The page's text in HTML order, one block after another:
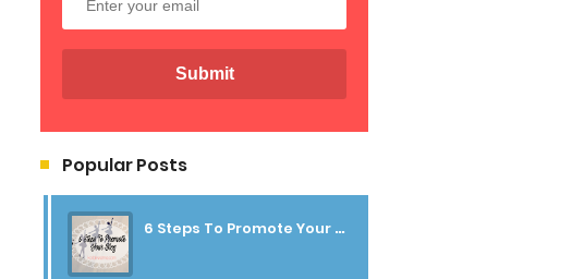
Popular Posts
6 Steps To Promote Your Blog